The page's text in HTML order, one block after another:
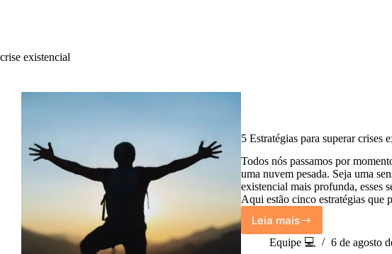
crise existencial
5 Estratégias para superar crises
Todos nós passamos por
uma nuvem pesada. Seja uma
existencial mais profunda, esses
Aqui estão cinco estratégias que
Leia mais
5
Estratégias
Equipe 💻 6 de agosto